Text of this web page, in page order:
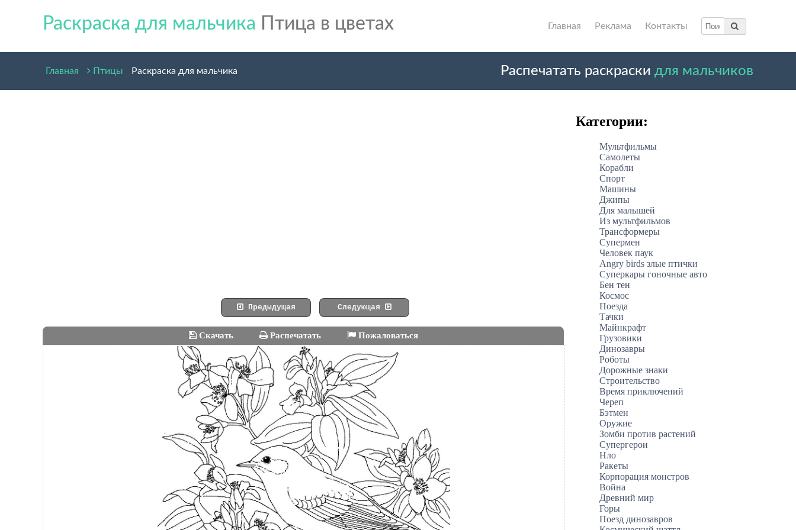
Раскраска для мальчика Птица в цветах Главная Реклама Контакты
Распечатать раскраски для мальчиков
Главная Птицы Раскраска для мальчика
Предыдущая Следующая
Скачать Распечатать Пожаловаться
Категории:
Мультфильмы
Самолеты
Корабли
Спорт
Машины
Джипы
Для малышей
Из мультфильмов
Трансформеры
Супермен
Человек паук
Angry birds злые птички
Суперкары гоночные авто
Бен тен
Космос
Поезда
Тачки
Майнкрафт
Грузовики
Динозавры
Роботы
Дорожные знаки
Строительство
Время приключений
Череп
Бэтмен
Оружие
Зомби против растений
Супергерои
Нло
Ракеты
Корпорация монстров
Война
Древний мир
Горы
Поезд динозавров